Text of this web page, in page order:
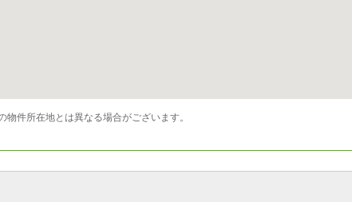
件所在地とは異なる場合がございます。